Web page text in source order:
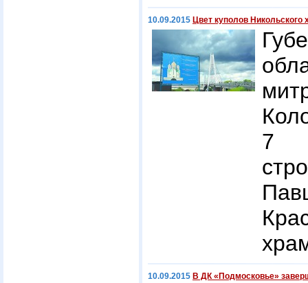
10.09.2015 Цвет куполов
7
10.09.2015 В ДК «Подмосковье»